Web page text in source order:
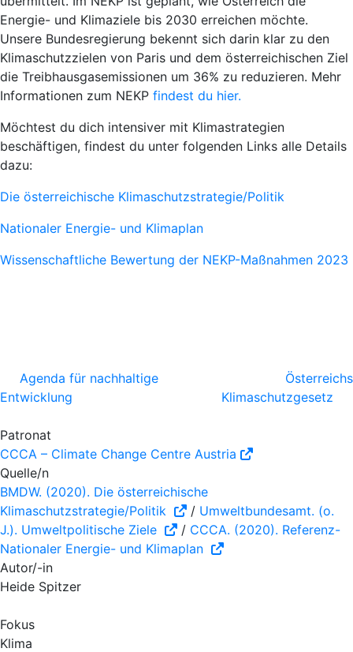
Energie- und Klimaziele bis 2030 erreichen möchte.
Unsere Bundesregierung bekennt sich darin klar zu den
Klimaschutzzielen von Paris und dem österreichischen Ziel
die Treibhausgasemissionen um 36% zu reduzieren. Mehr
Informationen zum NEKP findest du hier.
Möchtest du dich intensiver mit Klimastrategien
beschäftigen, findest du unter folgenden Links alle Details
dazu:
Die österreichische Klimaschutzstrategie/Politik
Nationaler Energie- und Klimaplan
Wissenschaftliche Bewertung der NEKP-Maßnahmen 2023
Agenda für nachhaltige
Entwicklung
Österreichs
Klimaschutzgesetz
Patronat
CCCA – Climate Change Centre Austria
Quelle/n
BMDW. (2020). Die österreichische
Klimaschutzstrategie/Politik
/ Umweltbundesamt. (o.
J.). Umweltpolitische Ziele
/ CCCA. (2020). Referenz-
Nationaler Energie- und Klimaplan
Autor/-in
Heide Spitzer
Fokus
Klima